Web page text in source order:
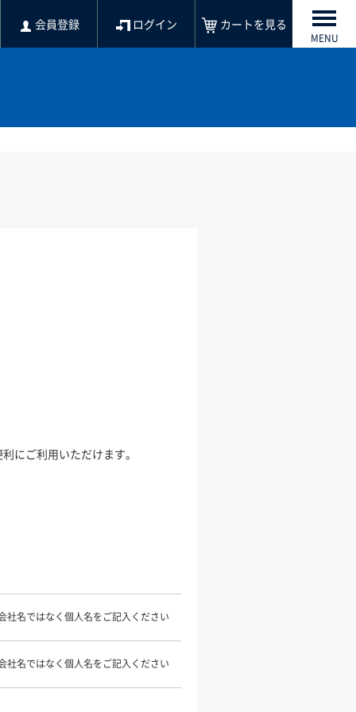
会員登録 ログイン カートを見る
MENU
にご利用いただけます。
社名ではなく個人名をご記入ください
社名ではなく個人名をご記入ください